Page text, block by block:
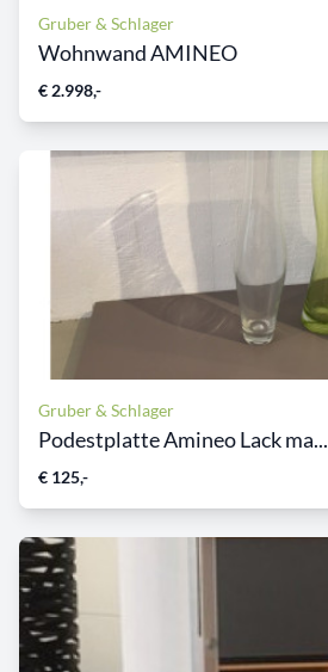
Gruber & Schlager
Wohnwand AMINEO
€ 2.998,-
Gruber & Schlager
Podestplatte Amineo Lack ma...
€ 125,-